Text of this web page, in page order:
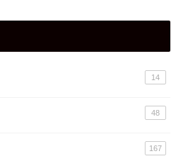
14
48
167